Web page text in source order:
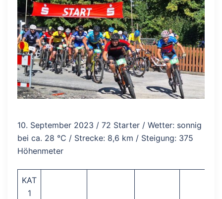
10. September 2023 / 72 Starter / Wetter: sonnig
bei ca. 28 °C / Strecke: 8,6 km / Steigung: 375
Höhenmeter
KAT
1